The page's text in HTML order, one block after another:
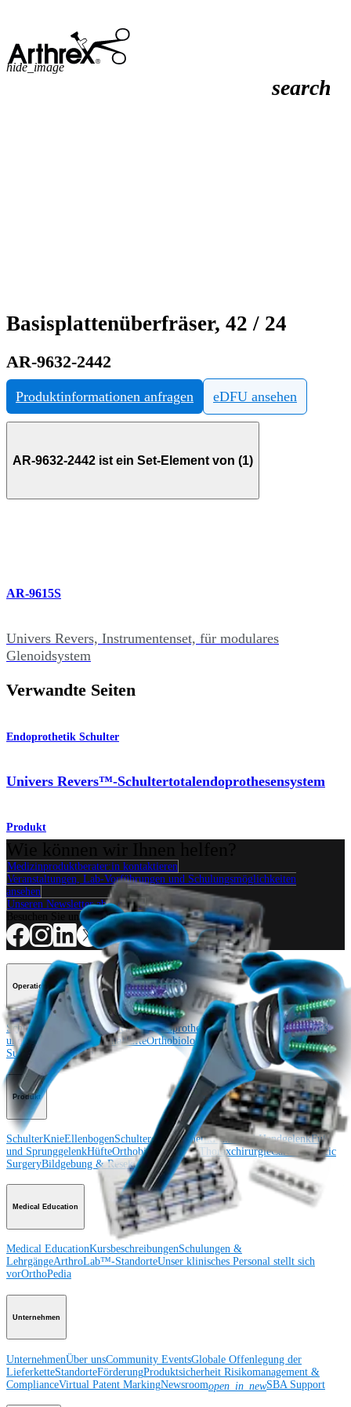
search
hide_image
Basisplattenüberfräser, 42 / 24
AR-9632-2442
Produktinformationen anfragen eDFU ansehen
AR-9632-2442 ist ein Set-Element von (1)
AR-9615S
Univers Revers, Instrumentenset, für modulares
Glenoidsystem
Verwandte Seiten
Endoprothetik Schulter
Univers Revers™-Schultertotalendoprothesensystem
Produkt
Medizinproduktberater:in kontaktieren
Veranstaltungen, Lab-Vorführungen und Schulungsmöglichkeiten
ansehen
Unseren Newsletter abonnieren
Besuchen Sie uns
Operationsverfahren
SchulterKnie EllenbogenSchulterendoprothetikHand und HandgelenkFuß
und SprunggelenkTraumaHüfteOrthobiologie
Cardiothoracic
Surgery
Wirbelsäule
Produkt
SchulterKnieEllenbogenSchulterendoprothetikHand und HandgelenkFuß
und SprunggelenkHüfteOrthobiologieHerz-ThoraxchirurgieCardiothoracic
SurgeryBildgebung & Resektion
Medical Education
Medical EducationKursbeschreibungenSchulungen &
LehrgängeArthroLab™-StandorteUnser klinisches Personal stellt sich
vorOrthoPedia
Unternehmen
UnternehmenÜber unsCommunity EventsGlobale Offenlegung der
LieferketteStandorteFörderungProduktsicherheit Risikomanagement &
ComplianceVirtual Patent MarkingNewsroomopen_in_newSBA Support